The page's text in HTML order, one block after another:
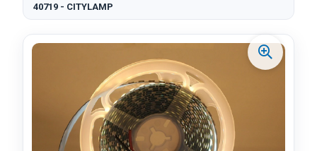
40719 - CITYLAMP